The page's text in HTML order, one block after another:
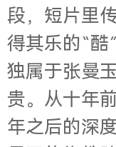
段，短片里
得其乐的“
独属于张曼
贵。从十年
年之后的深